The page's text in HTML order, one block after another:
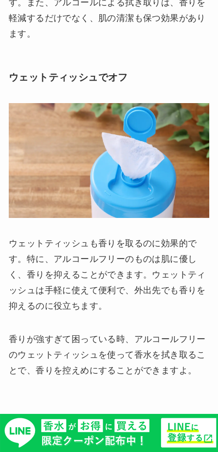
す。また、アルコールによる拭き取りは、香りを
軽減するだけでなく、肌の清潔も保つ効果があり
ます。
ウェットティッシュでオフ
ウェットティッシュも香りを取るのに効果的で
す。特に、アルコールフリーのものは肌に優し
く、香りを抑えることができます。ウェットティ
ッシュは手軽に使えて便利で、外出先でも香りを
抑えるのに役立ちます。
香りが強すぎて困っている時、アルコールフリー
のウェットティッシュを使って香水を拭き取るこ
とで、香りを控えめにすることができますよ。
香水臭いといわれないために！おすすめ
の香水5選